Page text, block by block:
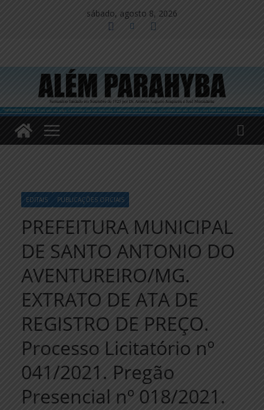
sábado, agosto 8, 2026
EDITAIS PUBLICAÇÕES OFICIAIS
PREFEITURA MUNICIPAL
DE SANTO ANTONIO DO
AVENTUREIRO/MG.
EXTRATO DE ATA DE
REGISTRO DE PREÇO.
Processo Licitatório nº
041/2021. Pregão
Presencial nº 018/2021.